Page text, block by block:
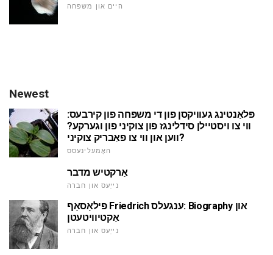
היים און משפּחה
Newest
פּלאַנטינג געוויקסן פון די משפּחה פון קירבעס:
ווי צו ויסטיילן סידלינגז פון צוקיני פון וגערקע?
ווען און ווי צו פאַבריק צוקיני?
האָמעלינעסס
אַרקטיש מדבר
נייַעס און חברה
פילאָסאָף Friedrich ענגעלס: Biography און
אַקטיוויטעטן
נייַעס און חברה